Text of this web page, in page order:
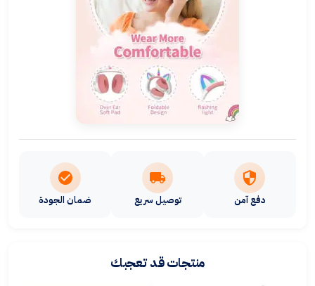
دفع آمن توصيل سريع ضمان الجودة
منتجات قد تعجبك